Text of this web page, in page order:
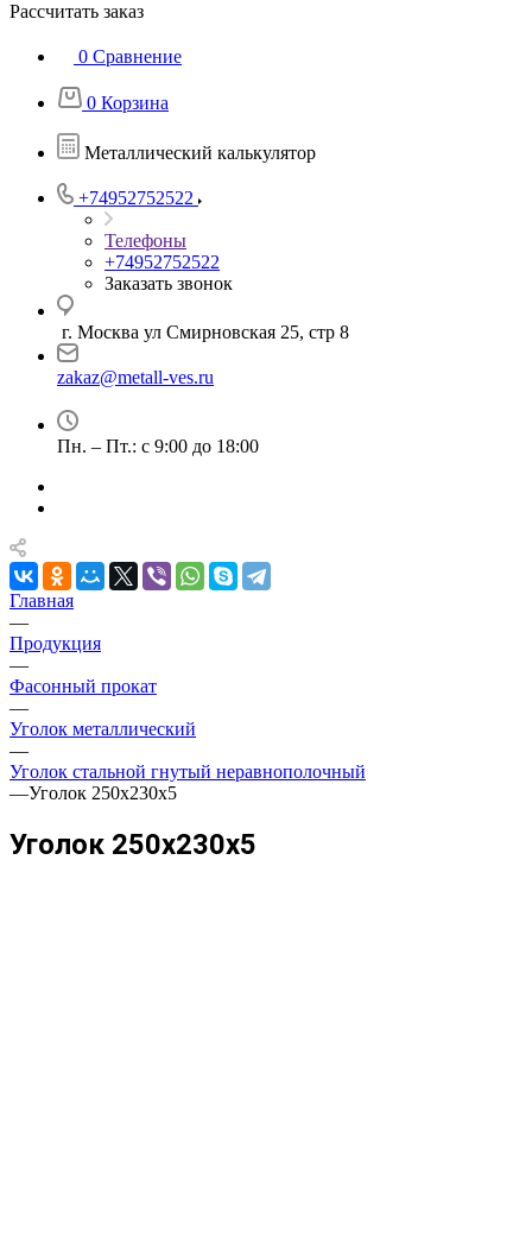
Рассчитать заказ
0 Сравнение
0 Корзина
Металлический калькулятор
+74952752522
Телефоны
+74952752522
Заказать звонок
г. Москва ул Смирновская 25, стр 8
zakaz@metall-ves.ru
Пн. – Пт.: с 9:00 до 18:00
Главная
—
Продукция
—
Фасонный прокат
—
Уголок металлический
—
Уголок стальной гнутый неравнополочный
—Уголок 250х230х5
Уголок 250х230х5